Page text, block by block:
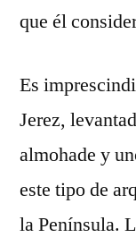
que él
Es
Jerez,
almohade y
este tipo de
la Península.